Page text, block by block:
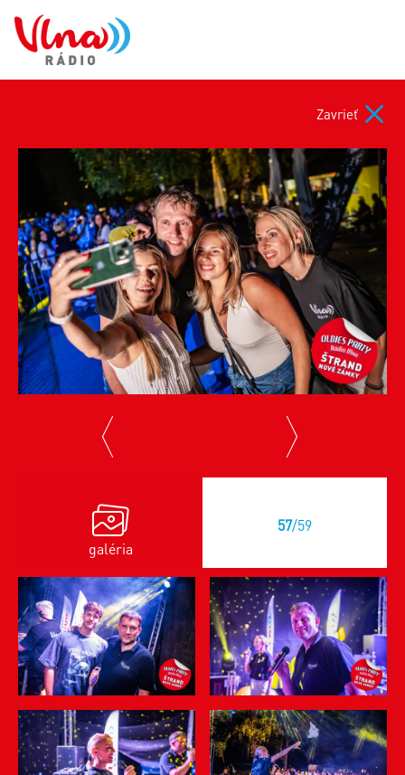
Zavrieť
galéria
57/59